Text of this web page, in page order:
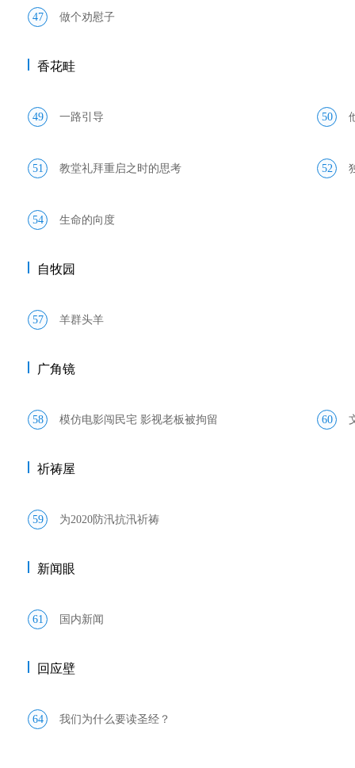
47 做个劝慰子
香花畦
49 一路引导 50
51 教堂礼拜重启之时的思考 52
54 生命的向度
自牧园
57 羊群头羊
广角镜
58 模仿电影闯民宅 影视老板被拘留 60
祈祷屋
59 为2020防汛抗汛祈祷
新闻眼
61 国内新闻
回应壁
64 我们为什么要读圣经？